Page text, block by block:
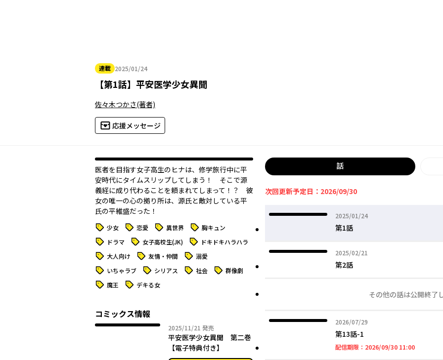
連載 2025/01/24
2025年01月24日
【第1話】 平安医学少女異聞
佐々木つかさ(著者)
応援メッセージ
医者を目指す女子高生のヒナは、修学旅行中に平
安時代にタイムスリップしてしまう！ そこで源
義経に成り代わることを頼まれてしまって！？ 彼
女の唯一の心の拠り所は、源氏と敵対している平
氏の平維盛だった――！
タグ 少女 タグ 恋愛 タグ 異世界 タグ 胸キュン
タグ ドラマ タグ 女子高校生(JK) タグ ドキドキハラハラ
タグ 大人向け タグ 友情・仲間 タグ 溺愛
タグ いちゃラブ タグ シリアス タグ 社会 タグ 群像劇
タグ 魔王 タグ デキる女
コミックス情報
2025/11/21 2025年11月21日
発売
平安医学少女異聞 第二巻
【電子特典付き】
話
次回更新予定日：2026/09/30
2025/01/24
2025年01月24日
第1話
2025/02/21
2025年02月21日
第2話
その他の話は公開終了
2026/07/29
2026年07月29日
第13話-1
配信期限： 2026/09/30 11:002026年09